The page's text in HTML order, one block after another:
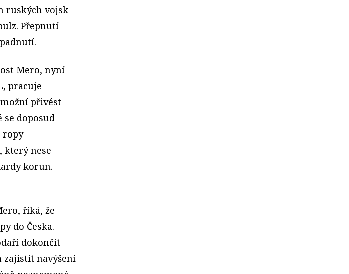
ruských vojsk
Přepnutí
Mero, nyní
pracuje
přivést
doposud –
ropy –
který nese
korun.
říká, že
do Česka.
dokončit
zajistit navýšení